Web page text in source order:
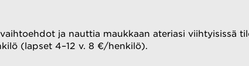
ja nauttia maukkaan ateriasi
(lapset 4–12 v. 8 €/henkilö).